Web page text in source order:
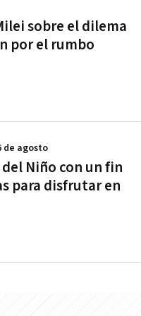
sobre el dilema
por el rumbo
Niño con un fin
para disfrutar en
de agosto